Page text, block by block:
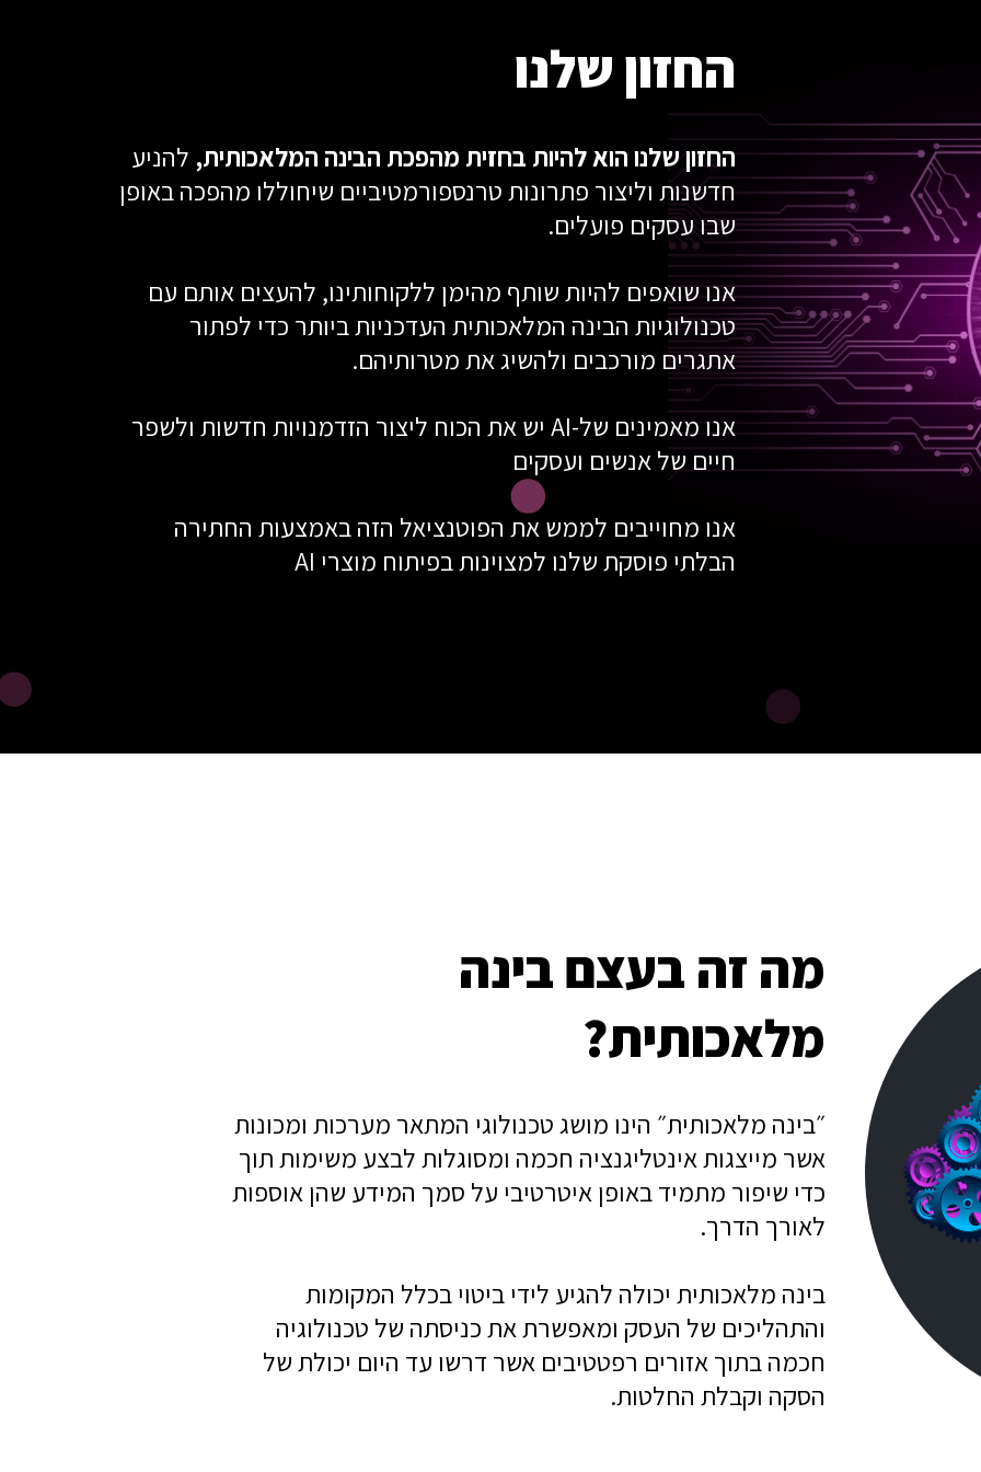
החזון שלנו
החזון שלנו הוא להיות בחזית מהפכת הבינה המלאכותית, להניע
חדשנות וליצור פתרונות טרנספורמטיביים שיחוללו מהפכה באופן
שבו עסקים פועלים.
אנו שואפים להיות שותף מהימן ללקוחותינו, להעצים אותם עם
טכנולוגיות הבינה המלאכותית העדכניות ביותר כדי לפתור
אתגרים מורכבים ולהשיג את מטרותיהם.
אנו מאמינים של-AI יש את הכוח ליצור הזדמנויות חדשות ולשפר
חיים של אנשים ועסקים
אנו מחוייבים לממש את הפוטנציאל הזה באמצעות החתירה
הבלתי פוסקת שלנו למצוינות בפיתוח מוצרי AI
מה זה בעצם בינה
מלאכותית?
״בינה מלאכותית״ הינו מושג טכנולוגי המתאר מערכות ומכונות
אשר מייצגות אינטליגנציה חכמה ומסוגלות לבצע משימות תוך
כדי שיפור מתמיד באופן איטרטיבי על סמך המידע שהן אוספות
לאורך הדרך.
בינה מלאכותית יכולה להגיע לידי ביטוי בכלל המקומות
והתהליכים של העסק ומאפשרת את כניסתה של טכנולוגיה
חכמה בתוך אזורים רפטטיבים אשר דרשו עד היום יכולת של
הסקה וקבלת החלטות.